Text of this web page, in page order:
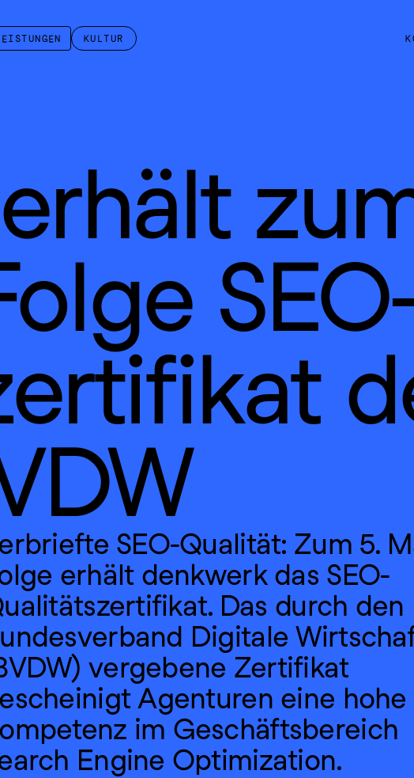
KULTUR
SEO-Qualität: Zum 5.
erhält denkwerk das SEO-
Das durch den
Digitale
vergebene Zertifikat
Agenturen eine hohe
im Geschäftsbereich
Engine Optimization.